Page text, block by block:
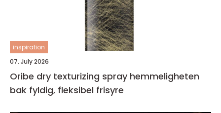
inspiration
07. July 2026
Oribe dry texturizing spray hemmeligheten
bak fyldig, fleksibel frisyre